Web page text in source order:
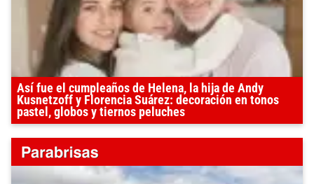
Así fue el cumpleaños de Helena, la hija de Andy
Kusnetzoff y Florencia Suárez: decoración en tonos
pastel, globos y tiernos peluches